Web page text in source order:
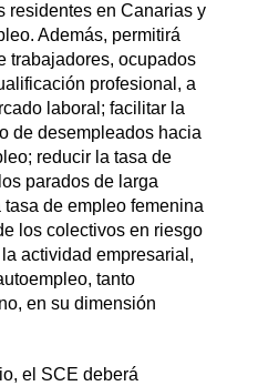
residentes en Canarias y
Además, permitirá
trabajadores, ocupados
profesional, a
laboral; facilitar la
de desempleados hacia
reducir la tasa de
parados de larga
de empleo femenina
los colectivos en riesgo
actividad empresarial,
tanto
en su dimensión
el SCE deberá